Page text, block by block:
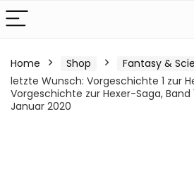
Home Shop Fantasy &
letzte Wunsch: Vorgeschichte 1 zur
Vorgeschichte zur Hexer-Saga,
Januar 2020